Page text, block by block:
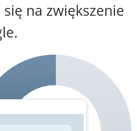
na zwiększenie